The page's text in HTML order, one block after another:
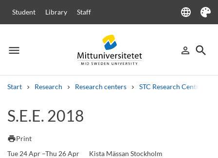
Student Library Staff language
Language
Theme
menu
Menu person_outline
Sign in
search
Start Research Research centers STC Research Centre
Other search services
Courses and programmes
S.E.E. 2018
printPrint
Tue 24 Apr –Thu 26 Apr
Kista Mässan Stockholm